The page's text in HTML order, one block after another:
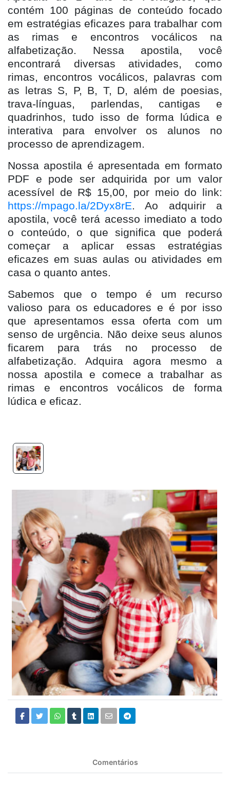
contém 100 páginas de conteúdo focado
em estratégias eficazes para trabalhar com
as rimas e encontros vocálicos na
alfabetização. Nessa apostila, você
encontrará diversas atividades, como
rimas, encontros vocálicos, palavras com
as letras S, P, B, T, D, além de poesias,
trava-línguas, parlendas, cantigas e
quadrinhos, tudo isso de forma lúdica e
interativa para envolver os alunos no
processo de aprendizagem.
Nossa apostila é apresentada em formato
PDF e pode ser adquirida por um valor
acessível de R$ 15,00, por meio do link:
https://mpago.la/2Dyx8rE. Ao adquirir a
apostila, você terá acesso imediato a todo
o conteúdo, o que significa que poderá
começar a aplicar essas estratégias
eficazes em suas aulas ou atividades em
casa o quanto antes.
Sabemos que o tempo é um recurso
valioso para os educadores e é por isso
que apresentamos essa oferta com um
senso de urgência. Não deixe seus alunos
ficarem para trás no processo de
alfabetização. Adquira agora mesmo a
nossa apostila e comece a trabalhar as
rimas e encontros vocálicos de forma
lúdica e eficaz.
Comentários